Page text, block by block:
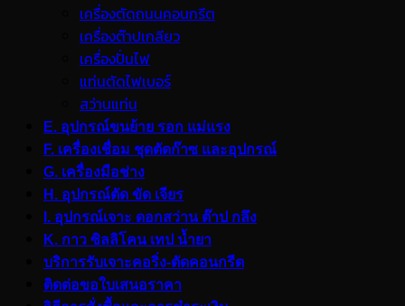
เครื่องตัดถนนคอนกรีต
เครื่องต๊าปเกลียว
เครื่องปั่นไฟ
แท่นตัดไฟเบอร์
สว่านแท่น
E. อุปกรณ์ขนย้าย รอก แม่แรง
F. เครื่องเชื่อม ชุดตัดก๊าซ และอุปกรณ์
G. เครื่องมือช่าง
H. อุปกรณ์ตัด ขัด เจียร
I. อุปกรณ์เจาะ ดอกสว่าน ต๊าป กลึง
K. กาว ซิลลิโคน เทป น้ำยา
บริการรับเจาะคอริ่ง-ตัดคอนกรีต
ติดต่อขอใบเสนอราคา